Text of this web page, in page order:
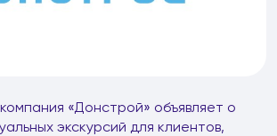
«Донстрой» объявляет о
экскурсий для клиентов,